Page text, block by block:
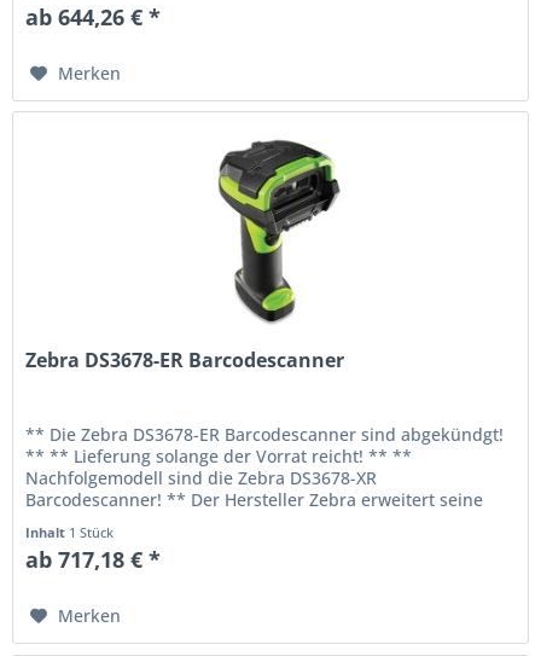
ab 644,26 € *
Merken
Zebra DS3678-ER Barcodescanner
** Die Zebra DS3678-ER Barcodescanner sind abgekündgt!
** ** Lieferung solange der Vorrat reicht! ** **
Nachfolgemodell sind die Zebra DS3678-XR
Barcodescanner! ** Der Hersteller Zebra erweitert seine
Inhalt 1 Stück
ab 717,18 € *
Merken